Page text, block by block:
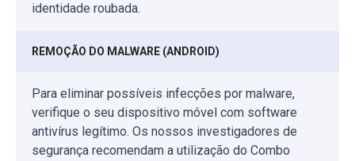
identidade roubada.
REMOÇÃO DO MALWARE (ANDROID)
Para eliminar possíveis infecções por malware,
verifique o seu dispositivo móvel com software
antivírus legítimo. Os nossos investigadores de
segurança recomendam a utilização do Combo